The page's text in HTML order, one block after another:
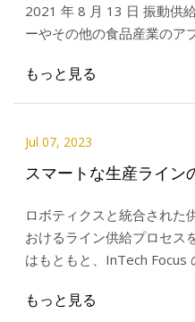
2021 年 8 月 13 日 振動供
ーやその他の食品産業のア
もっと見る
Jul 07, 2023
スマートな生産ライン
ロボティクスと統合された
おけるライン供給プロセス
はもともと、InTech Focus
もっと見る